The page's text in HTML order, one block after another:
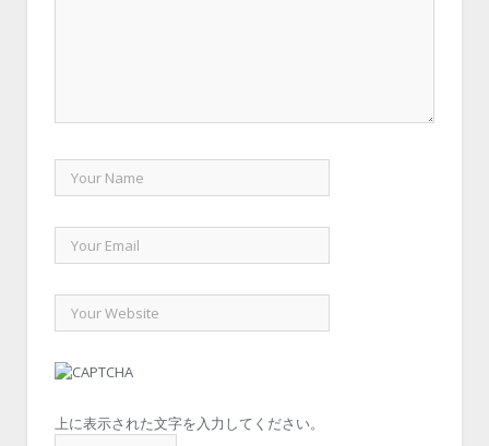
上に表示された文字を入力してください。